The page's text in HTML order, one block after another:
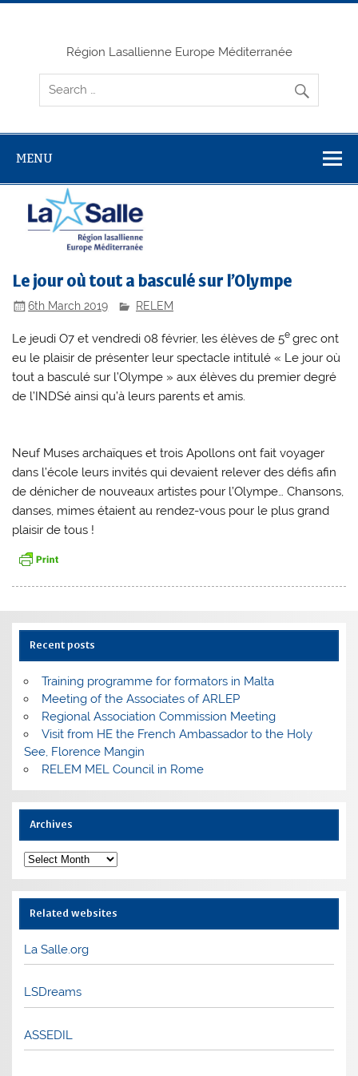
Skip
Région Lasallienne Europe Méditerranée
MENU
Le jour où tout a basculé sur l’Olympe
6th March 2019 RELEM
Le jeudi O7 et vendredi 08 février, les élèves de 5e grec ont
eu le plaisir de présenter leur spectacle intitulé « Le jour où
tout a basculé sur l’Olympe » aux élèves du premier degré
de l’INDSé ainsi qu’à leurs parents et amis.
Neuf Muses archaïques et trois Apollons ont fait voyager
dans l’école leurs invités qui devaient relever des défis afin
de dénicher de nouveaux artistes pour l’Olympe… Chansons,
danses, mimes étaient au rendez-vous pour le plus grand
plaisir de tous !
Recent posts
Training programme for formators in Malta
Meeting of the Associates of ARLEP
Regional Association Commission Meeting
Visit from HE the French Ambassador to the Holy
See, Florence Mangin
RELEM MEL Council in Rome
Archives
Archives
Related websites
La Salle.org
LSDreams
ASSEDIL